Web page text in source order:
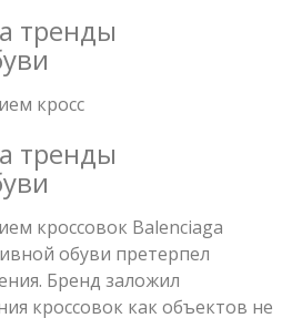
тренды
кросс
тренды
кроссовок Balenciaga
обуви претерпел
Бренд заложил
кроссовок как объектов не